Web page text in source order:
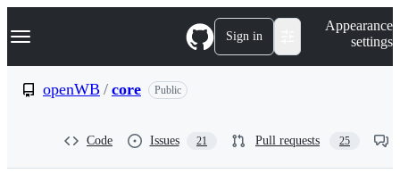
k
p
Navigation Menu Sign in
Appearance
settings
openWB / core Public
Code Issues 21 Pull requests 25